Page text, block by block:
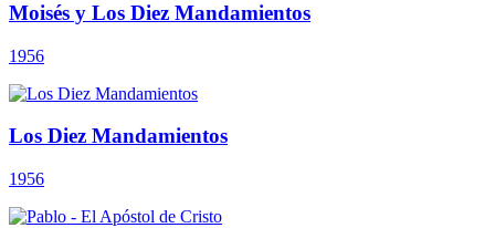
Moisés y Los Diez Mandamientos
1956
Los Diez Mandamientos
1956